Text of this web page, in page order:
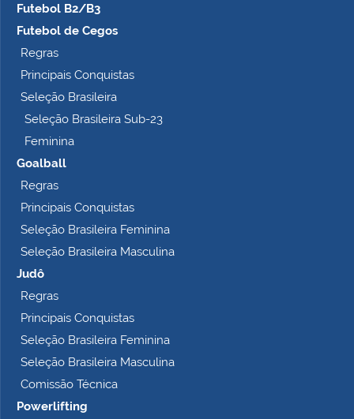
o
m
e
t
Futebol B2/B3
Futebol de Cegos
Regras
Principais Conquistas
Seleção Brasileira
Seleção Brasileira Sub-23
Feminina
Goalball
Regras
Principais Conquistas
Seleção Brasileira Feminina
Seleção Brasileira Masculina
Judô
Regras
Principais Conquistas
Seleção Brasileira Feminina
Seleção Brasileira Masculina
Comissão Técnica
Powerlifting